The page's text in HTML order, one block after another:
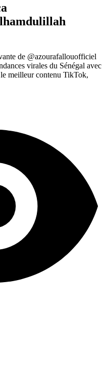
de @azourafallouofficiel
virales du Sénégal avec
meilleur contenu TikTok,